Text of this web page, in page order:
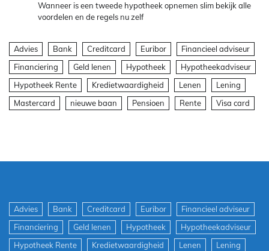
Wanneer is een tweede hypotheek opnemen slim bekijk alle
voordelen en de regels nu zelf
Advies Bank Creditcard Euribor
Financieel adviseur
Financiering
Geld lenen Hypotheek
Hypotheekadviseur
Hypotheek Rente
Kredietwaardigheid Lenen
Lening
Mastercard
nieuwe baan Pensioen Rente Visa card
Advies Bank Creditcard Euribor
Financieel adviseur
Financiering
Geld lenen Hypotheek
Hypotheekadviseur
Hypotheek Rente
Kredietwaardigheid Lenen
Lening